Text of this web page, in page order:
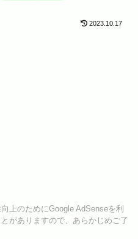
2023.10.17
上のためにGoogle AdSenseを利
がありますので、あらかじめご了